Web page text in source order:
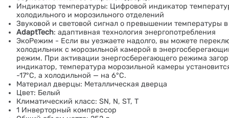
Индикатор температуры: Цифровой индикатор
холодильного и морозильного отделений
Звуковой и световой сигнал о превышении температуры
AdaptTech: адаптивная технология энергопотребления
ЭкоРежим - Если вы уезжаете надолго, вы можете
холодильник с морозильной камерой в
режим. При активации энергосберегающего режима
индикатор, температура морозильной камеры
-17°C, а холодильной — на 6°C.
Материал дверцы: Металлическая дверца
Цвет: Белый
Климатический класс: SN, N, ST, T
1 Инверторный компрессор